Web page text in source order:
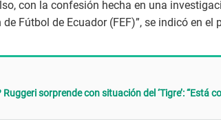
con la confesión hecha en una
Fútbol de Ecuador (FEF)”, se indicó en el
sorprende con situación del ‘Tigre’: “Está